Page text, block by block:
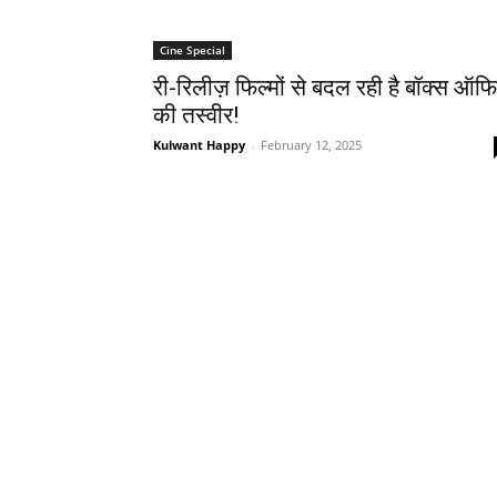
Cine Special
री-रिलीज़ फिल्मों से बदल रही है बॉक्स
की तस्वीर!
Kulwant Happy - February 12, 2025